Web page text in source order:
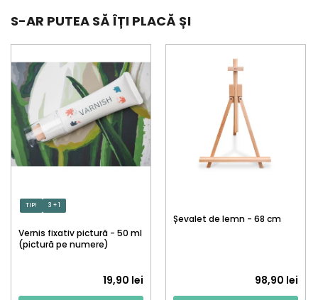
S-AR PUTEA SĂ ÎȚI PLACĂ ȘI
TIP! 3 + 1
Vernis fixativ pictură - 50 ml
(pictură pe numere)
19,90 lei
Șevalet de lemn - 68 cm
98,90 lei